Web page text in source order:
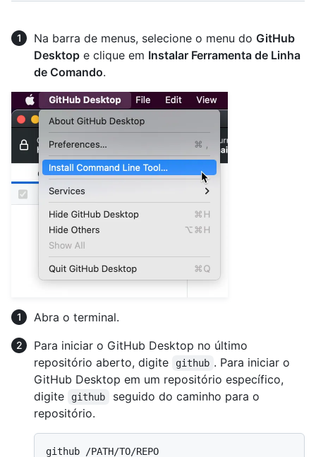
Na barra de menus, selecione o menu do GitHub
Desktop e clique em Instalar Ferramenta de Linha
de Comando.
Abra o terminal.
Para iniciar o GitHub Desktop no último
repositório aberto, digite
github . Para iniciar o
GitHub Desktop em um repositório específico,
digite
github
seguido do caminho para o
repositório.